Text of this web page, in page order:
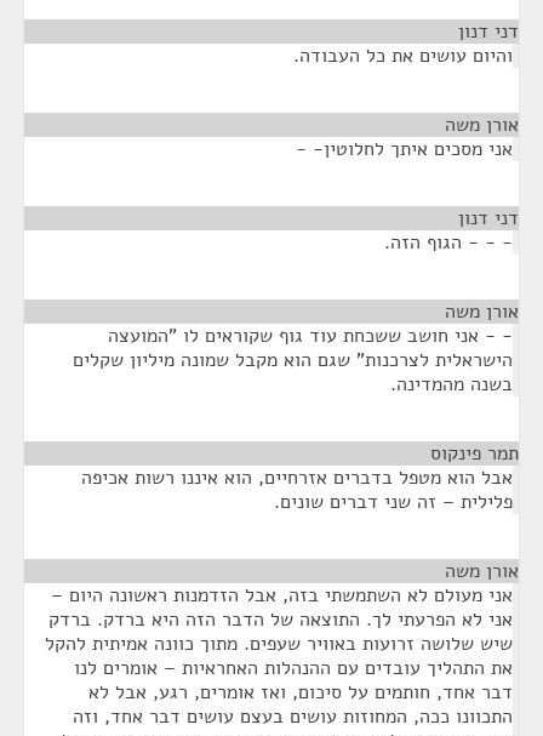
דני דנון
והיום עושים את כל העבודה.
אורן משה
אני מסכים איתך לחלוטין- -
דני דנון
- - - הגוף הזה.
אורן משה
- - אני חושב ששכחת עוד גוף שקוראים לו "המועצה
הישראלית לצרכנות" שגם הוא מקבל שמונה מיליון שקלים
בשנה מהמדינה.
תמר פינקוס
אבל הוא מטפל בדברים אזרחיים, הוא איננו רשות אכיפה
פלילית – זה שני דברים שונים.
אורן משה
אני מעולם לא השתמשתי בזה, אבל הזדמנות ראשונה היום –
אני לא הפרעתי לך. התוצאה של הדבר הזה היא ברדק. ברדק
שיש שלושה זרועות באוויר שעפים. מתוך כוונה אמיתית להקל
את התהליך עובדים עם ההנהלות האחראיות – אומרים לנו
דבר אחד, חותמים על סיכום, ואז אומרים, רגע, אבל לא
התכוונו ככה, המחוזות עושים בעצם עושים דבר אחד, וזה